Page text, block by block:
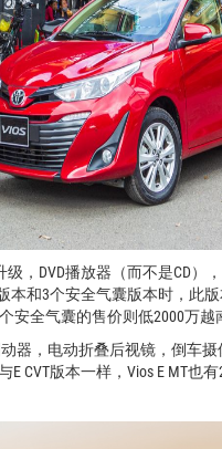
，DVD播放器（而不是CD）
本和3个安全气囊版本时，此
安全气囊的售价则低2000万越
器，电动折叠后视镜，倒车
E CVT版本一样，Vios E MT